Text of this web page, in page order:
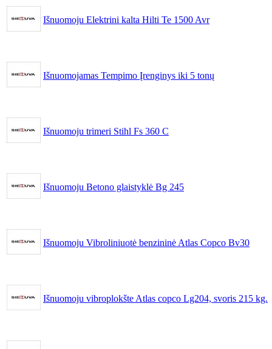
Išnuomoju Elektrini kalta Hilti Te 1500 Avr
Išnuomojamas Tempimo Įrenginys iki 5 tonų
Išnuomoju trimeri Stihl Fs 360 C
Išnuomoju Betono glaistyklė Bg 245
Išnuomoju Vibroliniuotė benzininė Atlas Copco Bv30
Išnuomoju vibroplokšte Atlas copco Lg204, svoris 215 kg.